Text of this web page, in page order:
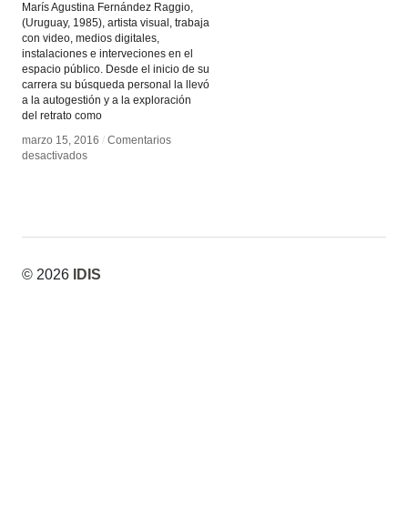
Marís Agustina Fernández Raggio,
(Uruguay, 1985), artista visual, trabaja
con video, medios digitales,
instalaciones e interveciones en el
espacio público. Desde el inicio de su
carrera su búsqueda personal la llevó
a la autogestión y a la exploración
del retrato como
marzo 15, 2016 / Comentarios
desactivadosen
marzo 15, 2016 / Comentarios
desactivadosen
© 2026 IDIS